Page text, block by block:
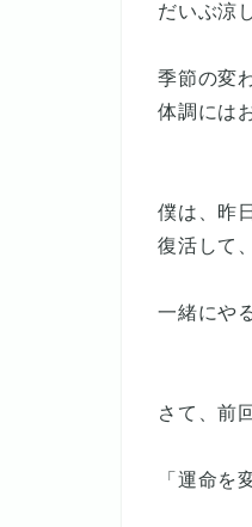
だいぶ涼
季節の変
体調には
僕は、昨
復活して
一緒にや
さて、前
「運命を